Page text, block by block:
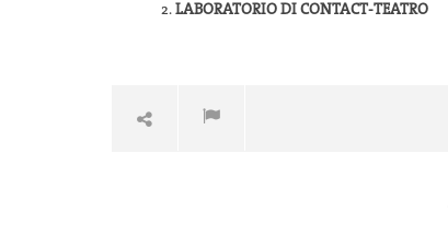
LABORATORIO DI CONTACT-TEATRO